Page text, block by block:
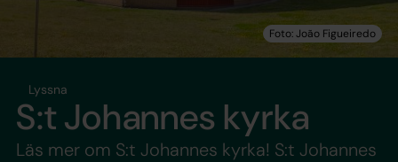
Lyssna
S:t Johannes kyrka
Läs mer om S:t Johannes kyrka! S:t Johannes